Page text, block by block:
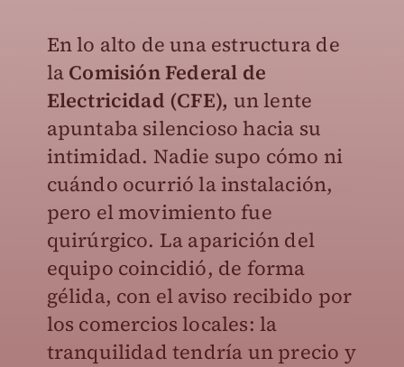
En lo alto de una estructura de
la Comisión Federal de
Electricidad (CFE), un lente
apuntaba silencioso hacia su
intimidad. Nadie supo cómo ni
cuándo ocurrió la instalación,
pero el movimiento fue
quirúrgico. La aparición del
equipo coincidió, de forma
gélida, con el aviso recibido por
los comercios locales: la
tranquilidad tendría un precio y